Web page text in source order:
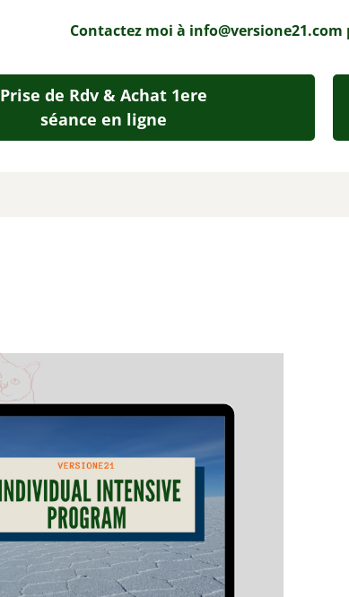
Contactez moi à
Prise de Rdv & Achat 1ere
séance en ligne